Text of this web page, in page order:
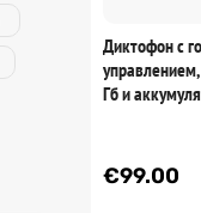
Диктофон с
Гб и
€99.00